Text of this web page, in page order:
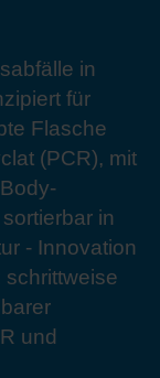
in
für
Flasche
(PCR), mit
in
- Innovation
schrittweise
und